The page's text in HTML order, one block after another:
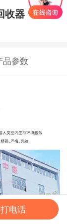
收器 气气
品参数
电话